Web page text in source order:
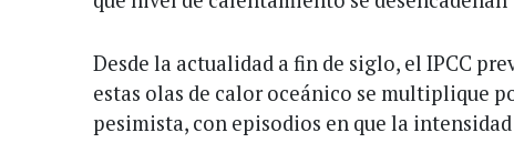
Desde la actualidad a fin de siglo, el IPCC
estas olas de calor oceánico se multiplique
pesimista, con episodios en que la